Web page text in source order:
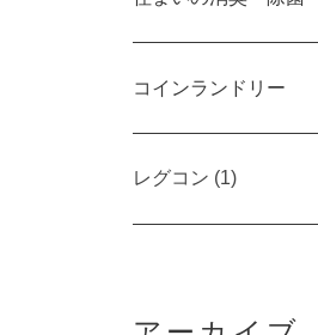
コインランドリー
レグコン (1)